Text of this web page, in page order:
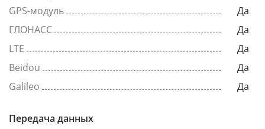
GPS-модуль
Да
ГЛОНАСС
Да
LTE
Да
Beidou
Да
Galileo
Да
Передача данных